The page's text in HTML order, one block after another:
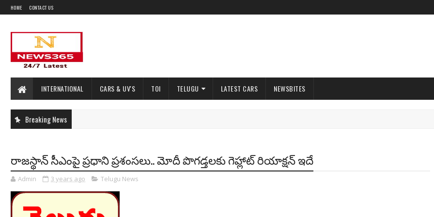
HOME CONTACT US
INTERNATIONAL CARS & UV'S TOI TELUGU LATEST CARS NEWSBITES
Breaking News
రాజస్థాన్‌ సీఎంపై ప్రధాని ప్రశంసలు.. మోదీ పొగడ్తలకు గెహ్లాట్ రియాక్షన్ ఇదే
Admin 3 years ago Telugu News